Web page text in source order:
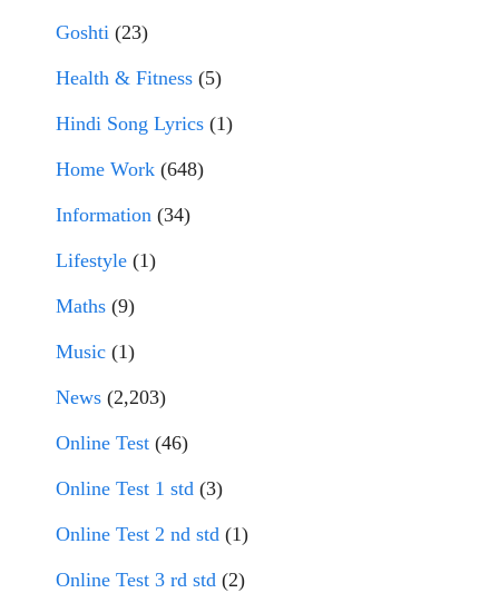
Goshti (23)
Health & Fitness (5)
Hindi Song Lyrics (1)
Home Work (648)
Information (34)
Lifestyle (1)
Maths (9)
Music (1)
News (2,203)
Online Test (46)
Online Test 1 std (3)
Online Test 2 nd std (1)
Online Test 3 rd std (2)